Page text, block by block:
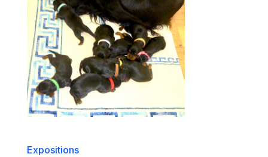
Expositions